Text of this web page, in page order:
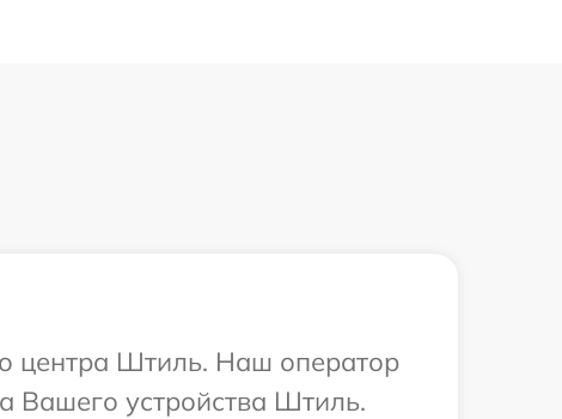
центра Штиль. Наш оператор
Вашего устройства Штиль.